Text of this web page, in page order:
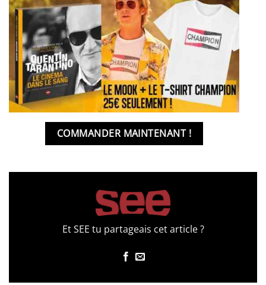
COMMANDER MAINTENANT !
Et SEE tu partageais cet article ?